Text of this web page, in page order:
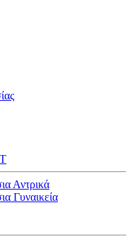
Αντρικά
Γυναικεία